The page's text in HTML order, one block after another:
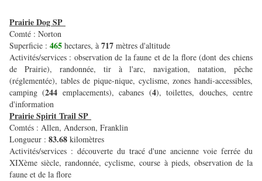
Prairie Dog SP
Comté : Norton
Superficie : 465 hectares, à 717 mètres d'altitude
Activités/services : observation de la faune et de la flore (dont des chiens
de Prairie), randonnée, tir à l'arc, navigation, natation, pêche
(réglementée), tables de pique-nique, cyclisme, zones handi-accessibles,
camping (244 emplacements), cabanes (4), toilettes, douches, centre
d'information
Prairie Spirit Trail SP
Comtés : Allen, Anderson, Franklin
Longueur : 83.68 kilomètres
Activités/services : découverte du tracé d'une ancienne voie ferrée du
XIXème siècle, randonnée, cyclisme, course à pieds, observation de la
faune et de la flore